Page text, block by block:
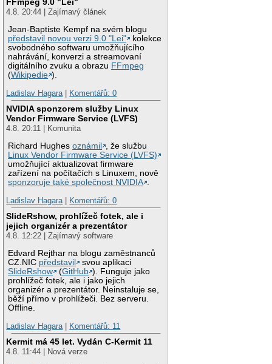
FFmpeg 9.0 "Lei"
4.8. 20:44 | Zajímavý článek
Jean-Baptiste Kempf na svém blogu
představil novou verzi 9.0 "Lei"
kolekce
svobodného softwaru umožňujícího
nahrávání, konverzi a streamovaní
digitálního zvuku a obrazu FFmpeg
(Wikipedie ).
Ladislav Hagara
Komentářů: 0
NVIDIA sponzorem služby Linux
Vendor Firmware Service (LVFS)
4.8. 20:11 | Komunita
Richard Hughesoznámil
, že službu
Linux Vendor Firmware Service (LVFS)
umožňující aktualizovat firmware
zařízení na počítačích s Linuxem, nově
sponzoruje také společnost NVIDIA .
Ladislav Hagara | Komentářů: 0
SlideRshow, prohlížeč fotek, ale i
jejich organizér a prezentátor
4.8. 12:22 | Zajímavý software
Edvard Rejthar na blogu zaměstnanců
CZ.NIC představil
svou aplikaci
SlideRshow
(GitHub ). Funguje jako
prohlížeč fotek, ale i jako jejich
organizér a prezentátor. Neinstaluje se,
běží přímo v prohlížeči. Bez serveru.
Offline.
Ladislav Hagara | Komentářů: 11
Kermit má 45 let. Vydán C-Kermit 11
4.8. 11:44 | Nová verze